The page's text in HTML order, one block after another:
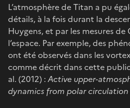
L’atmosphère de Titan a pu
détails, à la fois durant la
Huygens, et par les mesures de
l’espace. Par exemple, des
ont été observés dans les
comme décrit dans cette
al. (2012) : Active upper-
dynamics from polar circulation